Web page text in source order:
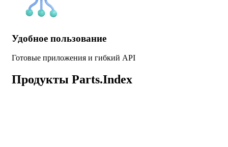
Удобное пользование
Готовые приложения и гибкий API
Продукты Parts.Index